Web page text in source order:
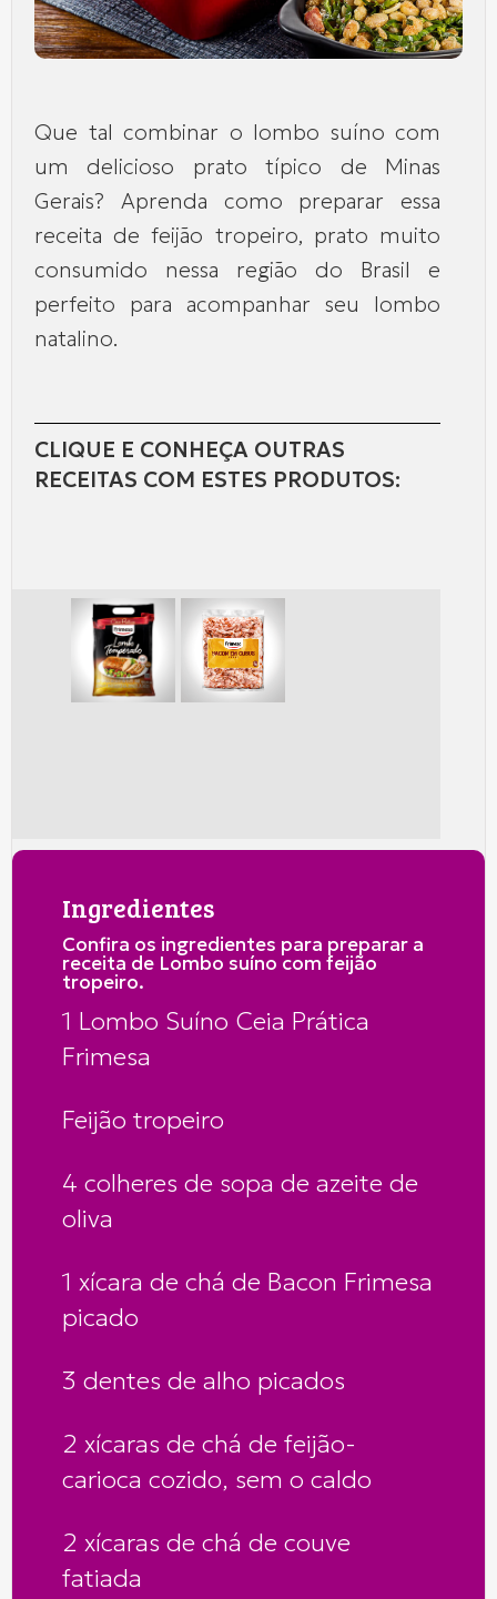
Que tal combinar o lombo suíno com
um delicioso prato típico de Minas
Gerais? Aprenda como preparar essa
receita de feijão tropeiro, prato muito
consumido nessa região do Brasil e
perfeito para acompanhar seu lombo
natalino.
CLIQUE E CONHEÇA OUTRAS
RECEITAS COM ESTES PRODUTOS:
Ingredientes
Confira os ingredientes para preparar a
receita de Lombo suíno com feijão
tropeiro.
1 Lombo Suíno Ceia Prática
Frimesa
Feijão tropeiro
4 colheres de sopa de azeite de
oliva
1 xícara de chá de Bacon Frimesa
picado
3 dentes de alho picados
2 xícaras de chá de feijão-
carioca cozido, sem o caldo
2 xícaras de chá de couve
fatiada